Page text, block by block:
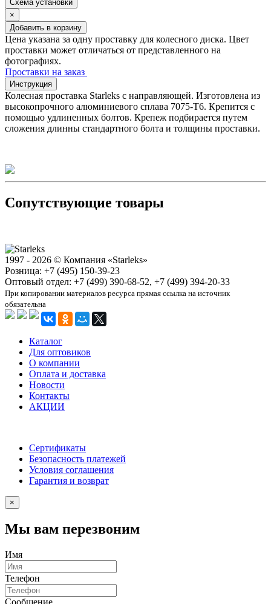
Схема установки
×
Добавить в корзину
Цена указана за одну проставку для колесного диска. Цвет
проставки может отличаться от представленного на
фотографиях.
Проставки на заказ
Инструкция
Колесная проставка Starleks с направляющей. Изготовлена из
высокопрочного алюминиевого сплава 7075-T6. Крепится с
помощью удлиненных болтов. Крепеж подбирается путем
сложения длинны стандартного болта и толщины проставки.
Сопутствующие товары
1997 - 2026 © Компания «Starleks»
Розница: +7 (495) 150-39-23
Оптовый отдел: +7 (499) 390-68-52, +7 (499) 394-20-33
При копировании материалов ресурса прямая ссылка на источник
обязательна
Каталог
Для оптовиков
О компании
Оплата и доставка
Новости
Контакты
АКЦИИ
Сертификаты
Безопасность платежей
Условия соглашения
Гарантия и возврат
×
Мы вам перезвоним
Имя
Телефон
Сообщение